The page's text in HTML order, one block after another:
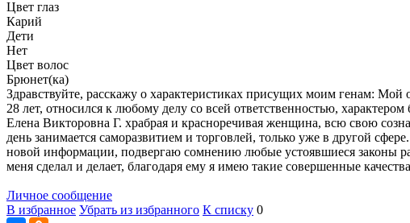
Цвет глаз
Карий
Дети
Нет
Цвет волос
Брюнет(ка)
Здравствуйте, расскажу о характеристиках присущих моим генам:
28 лет, относился к любому делу со всей ответственностью,
Елена Викторовна Г. храбрая и красноречивая женщина, всю свою
день занимается саморазвитием и торговлей, только уже в другой
новой информации, подвергаю сомнению любые устоявшиеся законы
меня сделал и делает, благодаря ему я имею такие совершенные
Личное сообщение
В избранное Убрать из избранного К списку 0